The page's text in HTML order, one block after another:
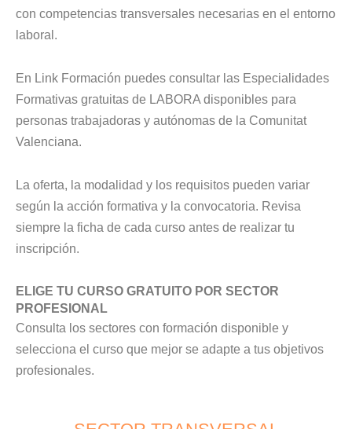
con competencias transversales necesarias en el entorno
laboral.
En Link Formación puedes consultar las Especialidades
Formativas gratuitas de LABORA disponibles para
personas trabajadoras y autónomas de la Comunitat
Valenciana.
La oferta, la modalidad y los requisitos pueden variar
según la acción formativa y la convocatoria. Revisa
siempre la ficha de cada curso antes de realizar tu
inscripción.
ELIGE TU CURSO GRATUITO POR SECTOR
PROFESIONAL
Consulta los sectores con formación disponible y
selecciona el curso que mejor se adapte a tus objetivos
profesionales.